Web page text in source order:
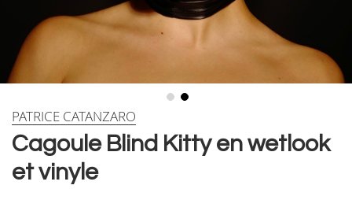
Skip
the
beginning
Cagoule Blind Kitty en wetlook
et vinyle
PATRICE CATANZARO